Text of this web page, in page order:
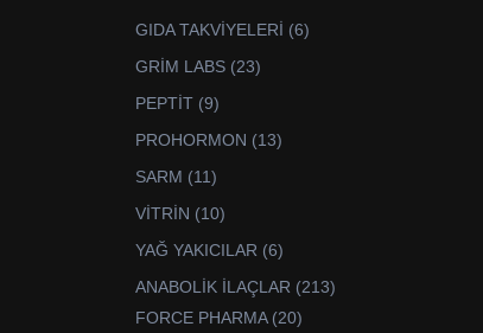
GIDA TAKVİYELERİ 66
GRİM LABS 2323
PEPTİT 99
PROHORMON 1313
SARM 1111
VİTRİN 1010
YAĞ YAKICILAR 66
ANABOLİK İLAÇLAR 213213
FORCE PHARMA 2020